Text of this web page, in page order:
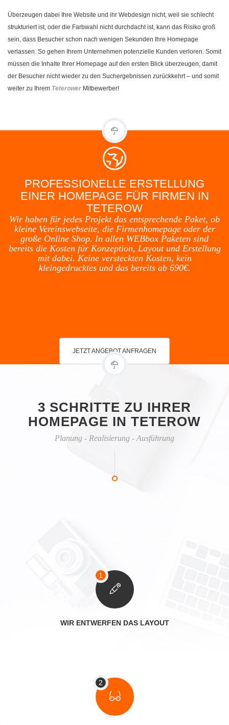
Überzeugen dabei Ihre Website und ihr Webdesign nicht, weil sie schlecht
strukturiert ist, oder die Farbwahl nicht durchdacht ist, kann das Risiko groß
sein, dass Besucher schon nach wenigen Sekunden Ihre Homepage
verlassen. So gehen Ihrem Unternehmen potenzielle Kunden verloren. Somit
müssen die Inhalte Ihrer Homepage auf den ersten Blick überzeugen, damit
der Besucher nicht wieder zu den Suchergebnissen zurückkehrt – und somit
weiter zu Ihrem Teterower Mitbewerber!
PROFESSIONELLE ERSTELLUNG
EINER HOMEPAGE FÜR FIRMEN IN
TETEROW
Wir haben für jedes Projekt das entsprechende Paket, ob
kleine Vereinswebseite, die Firmenhomepage oder der
große Online Shop. In allen WEBbox Paketen sind
bereits die Kosten für Konzeption, Layout und Erstellung
mit dabei. Keine versteckten Kosten, kein
kleingedrucktes und das bereits ab 690€.
JETZT ANGEBOT ANFRAGEN
3 SCHRITTE ZU IHRER
HOMEPAGE IN TETEROW
Planung - Realisierung - Ausführung
WIR ENTWERFEN DAS LAYOUT